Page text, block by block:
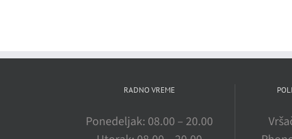
RADNO VREME
Ponedeljak: 08.00 – 20.00